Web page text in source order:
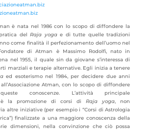
è nata nel 1986 con lo scopo di diffondere la
delRaja yogae di tutte quelle tradizioni
come finalità il perfezionamento dell’uomo nel
di Atman è Massimo Rodolfi, nato in
nel 1955, il quale sin da giovane s’interessa di
marziali e terapie alternative. Egli inizia a tenere
ed esoterismo nel 1984, per decidere due anni
Atman, con lo scopo di diffondere
conoscenze. L’attività principale
è la promozione di corsi diRaja yoga, non
altre iniziative (per esempio i “Corsi di Astrologia
finalizzate a una maggiore conoscenza della
dimensioni, nella convinzione che ciò possa